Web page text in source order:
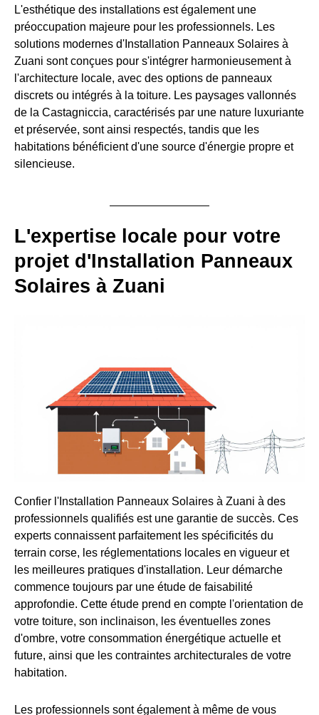
L'esthétique des installations est également une
préoccupation majeure pour les professionnels. Les
solutions modernes d'Installation Panneaux Solaires à
Zuani sont conçues pour s'intégrer harmonieusement à
l'architecture locale, avec des options de panneaux
discrets ou intégrés à la toiture. Les paysages vallonnés
de la Castagniccia, caractérisés par une nature luxuriante
et préservée, sont ainsi respectés, tandis que les
habitations bénéficient d'une source d'énergie propre et
silencieuse.
L'expertise locale pour votre
projet d'Installation Panneaux
Solaires à Zuani
Confier l'Installation Panneaux Solaires à Zuani à des
professionnels qualifiés est une garantie de succès. Ces
experts connaissent parfaitement les spécificités du
terrain corse, les réglementations locales en vigueur et
les meilleures pratiques d'installation. Leur démarche
commence toujours par une étude de faisabilité
approfondie. Cette étude prend en compte l'orientation de
votre toiture, son inclinaison, les éventuelles zones
d'ombre, votre consommation énergétique actuelle et
future, ainsi que les contraintes architecturales de votre
habitation.
Les professionnels sont également à même de vous